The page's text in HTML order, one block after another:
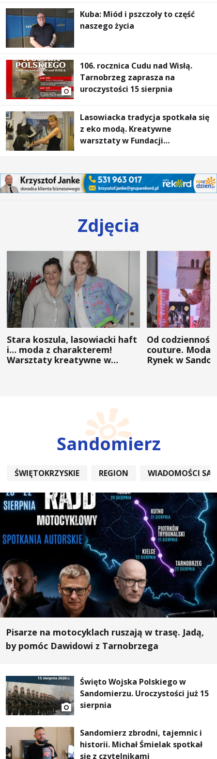
Kuba: Miód i pszczoły to część
naszego życia
106. rocznica Cudu nad Wisłą.
Tarnobrzeg zaprasza na
uroczystości 15 sierpnia
Lasowiacka tradycja spotkała się
z eko modą. Kreatywne
warsztaty w Fundacji
Zdjęcia
Stara koszula, lasowiacki haft
i… moda z charakterem!
Warsztaty kreatywne w
Od
couture. Moda
Rynek w
Sandomierz
ŚWIĘTOKRZYSKIE REGION WIADOMOŚCI
Pisarze na motocyklach ruszają w trasę. Jadą,
by pomóc Dawidowi z Tarnobrzega
Święto Wojska Polskiego w
Sandomierzu. Uroczystości już 15
sierpnia
Sandomierz zbrodni, tajemnic i
historii. Michał Śmielak spotkał
się z czytelnikami